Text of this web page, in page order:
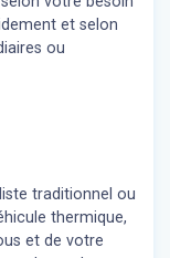
et selon
ou
traditionnel ou
thermique,
et de votre